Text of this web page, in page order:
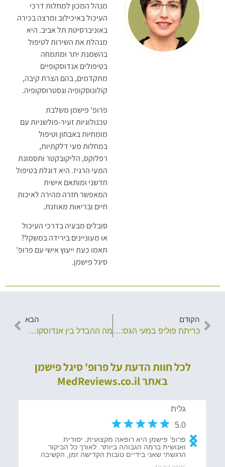
מנהל המכון למחלות דרכי
העיכול באיכילוב ומרצה בכירה
באוניברסיטת תל אביב. היא
מנהלת את השירות לטיפול
בהשמנת יתר ומתמחה
בטיפולים אנדוסקופיים
מתקדמים, בהם הצרת קיבה,
קולונוסקופיה וגסטרוסקופיה.
פרופ' פישמן משלבת
טכנולוגיות זעיר-פולשניות עם
מומחיות באבחון וטיפול
במחלות מעי דלקתיות,
רפלוקס, הליקובקטר ותסמונת
המעי הרגיז. היא דוגלת בטיפול
חדשני ומותאם אישית
המאפשר חזרה מהירה לאיכות
חיים ובריאות מאוזנת.
סובלים מבעיה בדרכי העיכול
או מעוניינים בירידה במשקל?
תאמו כעת ייעוץ אישי עם פרופ'
סיגל פישמן.
הקודם
כריתת פוליפ במעי הגס: מדריך שלב-אחר-שלב
הבא
מה ההבדל בין אנדוסקופיה לגסטרוסקופיה?
לכל חוות הדעת על פרופ' סיגל פישמן
באתר MedReviews.co.il